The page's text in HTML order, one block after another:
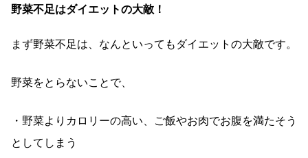
野菜不足はダイエットの大敵！
まず野菜不足は、なんといってもダイエットの大敵です。
野菜をとらないことで、
・野菜よりカロリーの高い、ご飯やお肉でお腹を満たそう
としてしまう